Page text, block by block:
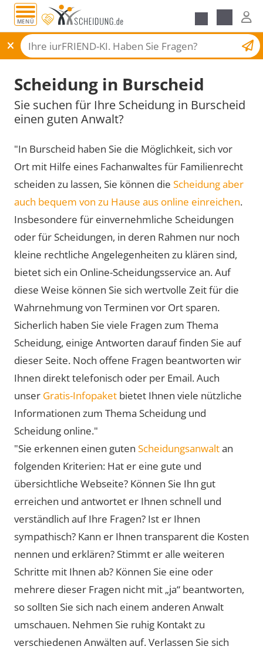
MENÜ
Scheidungsantrag
Scheidung in Burscheid
Sie suchen für Ihre Scheidung in Burscheid
einen guten Anwalt?
"In Burscheid haben Sie die Möglichkeit, sich vor
Ort mit Hilfe eines Fachanwaltes für Familienrecht
scheiden zu lassen, Sie können die Scheidung aber
auch bequem von zu Hause aus online einreichen.
Insbesondere für einvernehmliche Scheidungen
oder für Scheidungen, in deren Rahmen nur noch
kleine rechtliche Angelegenheiten zu klären sind,
bietet sich ein Online-Scheidungsservice an. Auf
diese Weise können Sie sich wertvolle Zeit für die
Wahrnehmung von Terminen vor Ort sparen.
Sicherlich haben Sie viele Fragen zum Thema
Scheidung, einige Antworten darauf finden Sie auf
dieser Seite. Noch offene Fragen beantworten wir
Ihnen direkt telefonisch oder per Email. Auch
unser Gratis-Infopaket bietet Ihnen viele nützliche
Informationen zum Thema Scheidung und
Scheidung online."
"Sie erkennen einen guten Scheidungsanwaltan
folgenden Kriterien: Hat er eine gute und
übersichtliche Webseite? Können Sie Ihn gut
erreichen und antwortet er Ihnen schnell und
verständlich auf Ihre Fragen? Ist er Ihnen
sympathisch? Kann er Ihnen transparent die Kosten
nennen und erklären? Stimmt er alle weiteren
Schritte mit Ihnen ab? Können Sie eine oder
mehrere dieser Fragen nicht mit „ja“ beantworten,
so sollten Sie sich nach einem anderen Anwalt
umschauen. Nehmen Sie ruhig Kontakt zu
verschiedenen Anwälten auf. Verlassen Sie sich